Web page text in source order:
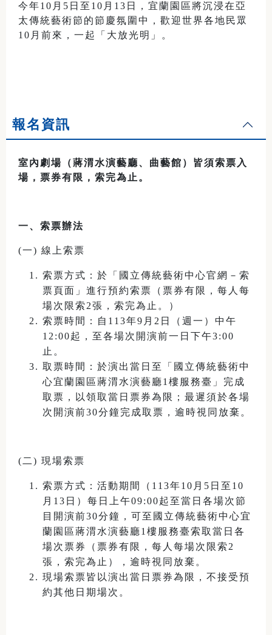
今年10月5日至10月13日，宜蘭園區將沉浸在亞
太傳統藝術節的節慶氛圍中，歡迎世界各地民眾
10月前來，一起「大放光明」。
報名資訊
室內劇場（蔣渭水演藝廳、曲藝館）皆須索票入
場，票券有限，索完為止。
一、索票辦法
(一) 線上索票
索票方式：於「國立傳統藝術中心官網－索
票頁面」進行預約索票（票券有限，每人每
場次限索2張，索完為止。）
索票時間：自113年9月2日（週一）中午
12:00起，至各場次開演前一日下午3:00
止。
取票時間：於演出當日至「國立傳統藝術中
心宜蘭園區蔣渭水演藝廳1樓服務臺」完成
取票，以領取當日票券為限；最遲須於各場
次開演前30分鐘完成取票，逾時視同放棄。
(二) 現場索票
索票方式：活動期間（113年10月5日至10
月13日）每日上午09:00起至當日各場次節
目開演前30分鐘，可至國立傳統藝術中心宜
蘭園區蔣渭水演藝廳1樓服務臺索取當日各
場次票券（票券有限，每人每場次限索2
張，索完為止），逾時視同放棄。
現場索票皆以演出當日票券為限，不接受預
約其他日期場次。